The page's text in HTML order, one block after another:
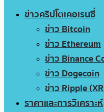
ข่าวคริปโตเคอเรนซี่
ข่าว Bitcoin
ข่าว Ethereum
ข่าว Binance
ข่าว Dogecoin
ข่าว Ripple
ราคาและการวิเคราะห์